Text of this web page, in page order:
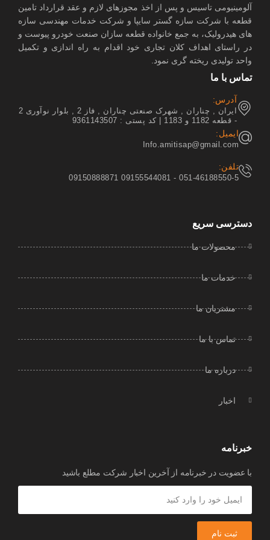
آلومینیومی تاسیس و پس از اخذ مجوزهای لازم و عقد قرارداد تامین
قطعه با شرکت سازه گستر سایپا و شرکت خدمات مهندسی سازه
های هیدرولیک، به جمع خانواده قطعه سازان صنعت خودرو پیوست و
در راستای اهداف کلان تجاری خود اقدام به راه اندازی و تکمیل
واحد تولیدی ریخته گری نمود.
تماس با ما
آدرس:
ایران , چناران , شهرک صنعتی چناران , فاز 2 , بلوار نوآوری 2
- قطعه 1182 و 1183 | کد پستی : 9361143507
ایمیل:
Info.amitisap@gmail.com
تلفن:
051-46188550-5 - 09155544081 09150888871
دسترسی سریع
محصولات ما
خدمات ما
مشتریان ما
تماس با ما
درباره ما
اخبار
خبرنامه
با عضویت در خبرنامه از آخرین اخبار شرکت مطلع باشید
ثبت نام